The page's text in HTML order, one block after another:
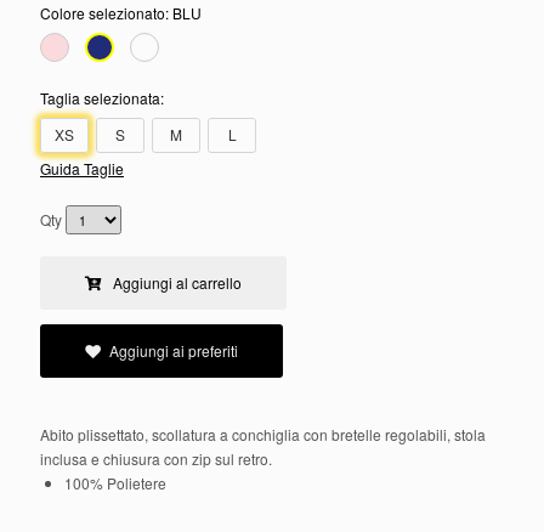
Colore selezionato: BLU
Taglia selezionata:
XS
S M
L
Guida Taglie
Qty
Aggiungi al carrello
Aggiungi ai preferiti
Abito plissettato, scollatura a conchiglia con bretelle regolabili, stola
inclusa e chiusura con zip sul retro.
100% Polietere